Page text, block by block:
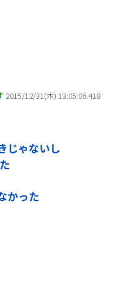
2015/12/31(木) 13:05:06.418
じゃないし
かった